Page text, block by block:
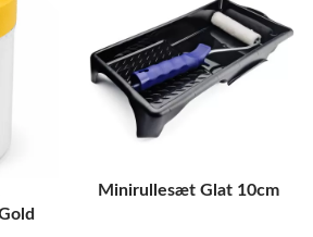
Minirullesæt Glat 10cm